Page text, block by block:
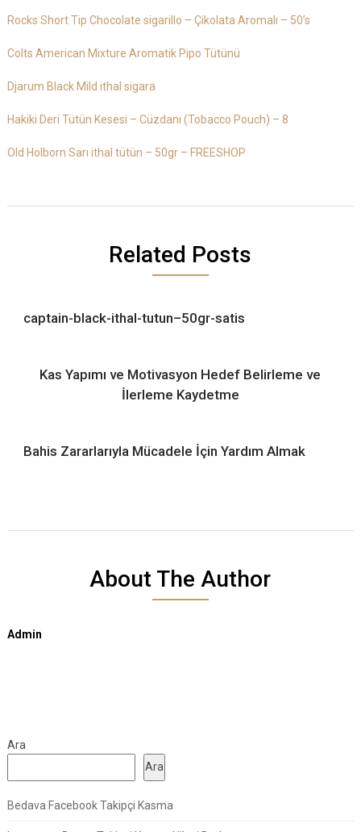
Rocks Short Tip Chocolate sigarillo – Çikolata Aromalı – 50’s
Colts American Mixture Aromatik Pipo Tütünü
Djarum Black Mild ithal sigara
Hakiki Deri Tütün Kesesi – Cüzdanı (Tobacco Pouch) – 8
Old Holborn Sarı ithal tütün – 50gr – FREESHOP
Related Posts
captain-black-ithal-tutun–50gr-satis
Kas Yapımı ve Motivasyon Hedef Belirleme ve
İlerleme Kaydetme
Bahis Zararlarıyla Mücadele İçin Yardım Almak
About The Author
Admin
Ara
Ara
Bedava Facebook Takipçi Kasma